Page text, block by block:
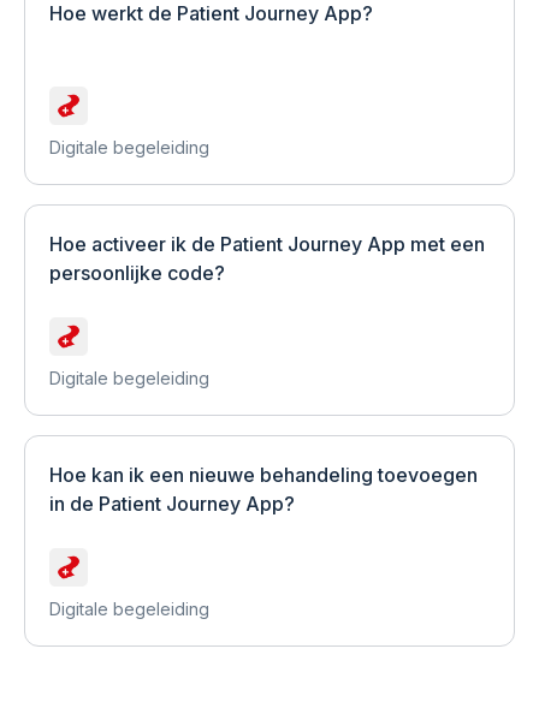
Hoe werkt de Patient Journey App?
Digitale begeleiding
Hoe activeer ik de Patient Journey App met een
persoonlijke code?
Digitale begeleiding
Hoe kan ik een nieuwe behandeling toevoegen
in de Patient Journey App?
Digitale begeleiding